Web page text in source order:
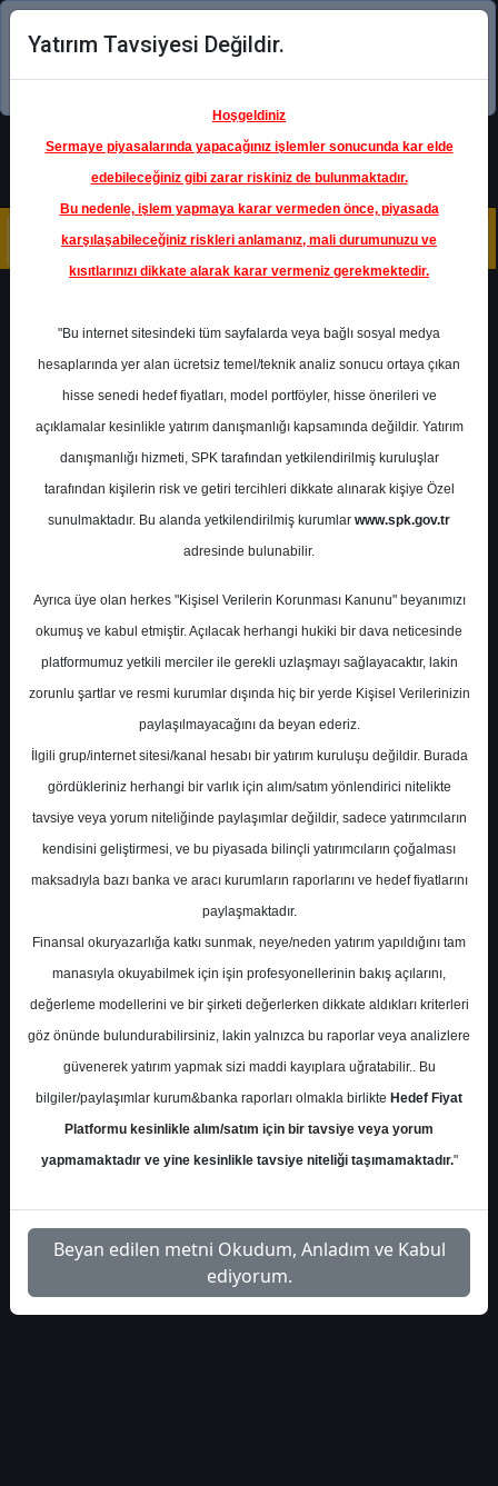
Şimdi uygulamayı indirin!
Ana Sayfa
Raporlar
İntegral Yatırım
Rapor Detay
KRDMD - Bilanço Analizi
İntegral Yatırım 12 Mayıs 2025
Kardemir 1. Çeyrek Finansal Sonuç
Değerlendirmesi
S.No Dosya Adı İndir
1
integral-yatirim-krdmd-
bilanco-analizi-5504944
İlgili
Dosyayı
Yatırım Tavsiyesi Değildir.
Hoşgeldiniz
Sermaye piyasalarında yapacağınız işlemler sonucunda kar elde
edebileceğiniz gibi zarar riskiniz de bulunmaktadır.
Bu nedenle, işlem yapmaya karar vermeden önce, piyasada
karşılaşabileceğiniz riskleri anlamanız, mali durumunuzu ve
kısıtlarınızı dikkate alarak karar vermeniz gerekmektedir.
"Bu internet sitesindeki tüm sayfalarda veya bağlı sosyal medya
hesaplarında yer alan ücretsiz temel/teknik analiz sonucu ortaya çıkan
hisse senedi hedef fiyatları, model portföyler, hisse önerileri ve
açıklamalar kesinlikle yatırım danışmanlığı kapsamında değildir. Yatırım
danışmanlığı hizmeti, SPK tarafından yetkilendirilmiş kuruluşlar
tarafından kişilerin risk ve getiri tercihleri dikkate alınarak kişiye Özel
sunulmaktadır. Bu alanda yetkilendirilmiş kurumlar www.spk.gov.tr
adresinde bulunabilir.
Ayrıca üye olan herkes "Kişisel Verilerin Korunması Kanunu" beyanımızı
okumuş ve kabul etmiştir. Açılacak herhangi hukiki bir dava neticesinde
platformumuz yetkili merciler ile gerekli uzlaşmayı sağlayacaktır, lakin
zorunlu şartlar ve resmi kurumlar dışında hiç bir yerde Kişisel Verilerinizin
paylaşılmayacağını da beyan ederiz.
İlgili grup/internet sitesi/kanal hesabı bir yatırım kuruluşu değildir. Burada
gördükleriniz herhangi bir varlık için alım/satım yönlendirici nitelikte
tavsiye veya yorum niteliğinde paylaşımlar değildir, sadece yatırımcıların
kendisini geliştirmesi, ve bu piyasada bilinçli yatırımcıların çoğalması
maksadıyla bazı banka ve aracı kurumların raporlarını ve hedef fiyatlarını
paylaşmaktadır.
Finansal okuryazarlığa katkı sunmak, neye/neden yatırım yapıldığını tam
manasıyla okuyabilmek için işin profesyonellerinin bakış açılarını,
değerleme modellerini ve bir şirketi değerlerken dikkate aldıkları kriterleri
göz önünde bulundurabilirsiniz, lakin yalnızca bu raporlar veya analizlere
güvenerek yatırım yapmak sizi maddi kayıplara uğratabilir.. Bu
bilgiler/paylaşımlar kurum&banka raporları olmakla birlikte Hedef Fiyat
Platformu kesinlikle alım/satım için bir tavsiye veya yorum
yapmamaktadır ve yine kesinlikle tavsiye niteliği taşımamaktadır."
Beyan edilen metni Okudum, Anladım ve Kabul
ediyorum.